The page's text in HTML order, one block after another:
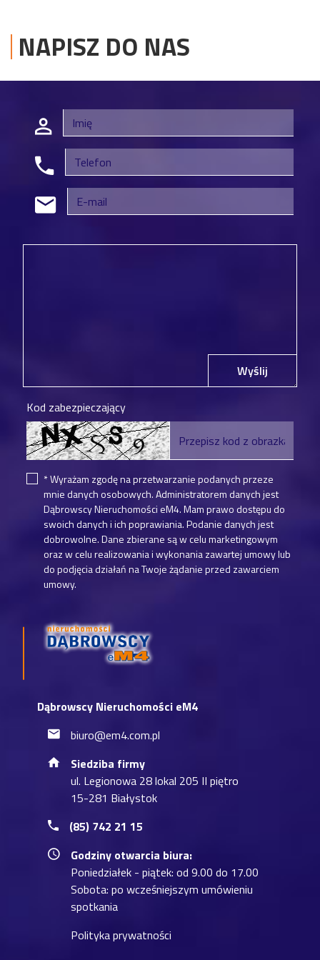
NAPISZ DO NAS
Dąbrowscy Nieruchomości eM4
biuro@em4.com.pl
Siedziba firmy
ul. Legionowa 28 lokal 205 II piętro
15-281 Białystok
(85) 742 21 15
Godziny otwarcia biura:
Poniedziałek - piątek: od 9.00 do 17.00
Sobota: po wcześniejszym umówieniu
spotkania
Polityka prywatności
Wyślij
Kod zabezpieczający
* Wyrażam zgodę na przetwarzanie podanych przeze
mnie danych osobowych. Administratorem danych jest
Dąbrowscy Nieruchomości eM4. Mam prawo dostępu do
swoich danych i ich poprawiania. Podanie danych jest
dobrowolne. Dane zbierane są w celu marketingowym
oraz w celu realizowania i wykonania zawartej umowy lub
do podjęcia działań na Twoje żądanie przed zawarciem
umowy.